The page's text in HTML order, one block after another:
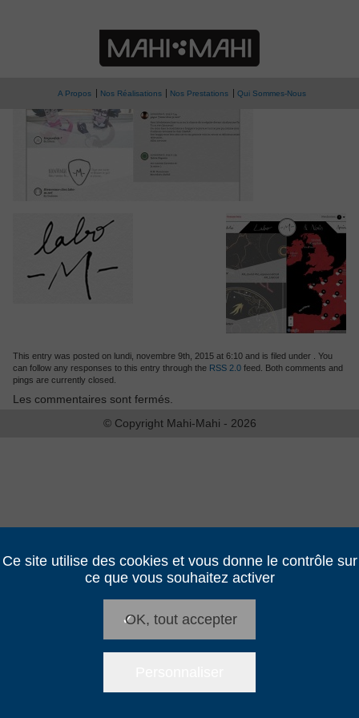
A Propos Nos Réalisations Nos Prestations Qui Sommes-Nous
This entry was posted on lundi, novembre 9th, 2015 at 6:10 and is filed under . You
can follow any responses to this entry through the RSS 2.0feed. Both comments and
pings are currently closed.
Les commentaires sont fermés.
© Copyright Mahi-Mahi - 2026
Ce site utilise des cookies et vous donne le contrôle sur
ce que vous souhaitez activer
✓
OK, tout accepter